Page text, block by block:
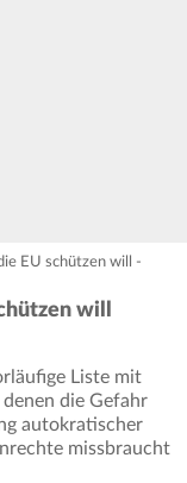
EU schützen will -
will
Liste mit
die Gefahr
autokratischer
missbraucht